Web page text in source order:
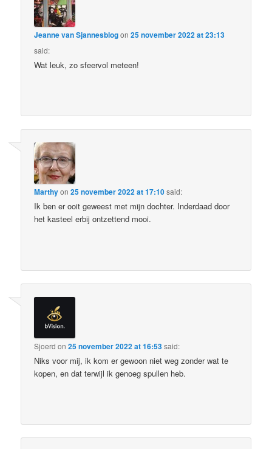
Jeanne van Sjannesblogon25 november 2022 at 23:13
said:
Wat leuk, zo sfeervol meteen!
Marthyon25 november 2022 at 17:10said:
Ik ben er ooit geweest met mijn dochter. Inderdaad door
het kasteel erbij ontzettend mooi.
Sjoerd on25 november 2022 at 16:53said:
Niks voor mij, ik kom er gewoon niet weg zonder wat te
kopen, en dat terwijl ik genoeg spullen heb.